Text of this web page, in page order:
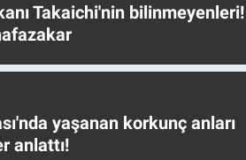
Takaichi'nin bilinmeyenleri!
yaşanan korkunç anları
anlattı!